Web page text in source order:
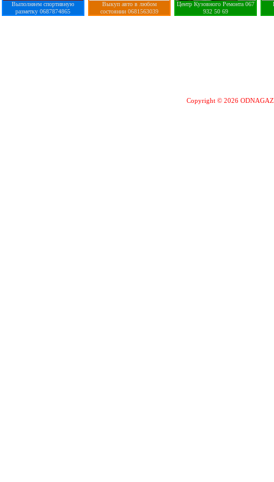
Выполняем спортивную
разметку 0687874865
Выкуп авто в любом
состоянии 0681563039
Центр Кузовного Ремонта 067
932 50 69
Copyright © 2026